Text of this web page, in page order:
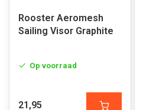
Rooster Aeromesh
Sailing Visor Graphite
Op voorraad
21,95